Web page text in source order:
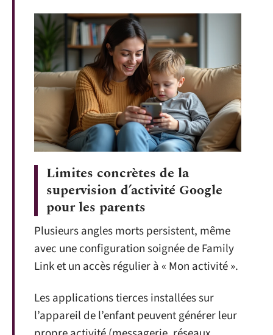
Limites concrètes de la
supervision d’activité Google
pour les parents
Plusieurs angles morts persistent, même
avec une configuration soignée de Family
Link et un accès régulier à « Mon activité ».
Les applications tierces installées sur
l’appareil de l’enfant peuvent générer leur